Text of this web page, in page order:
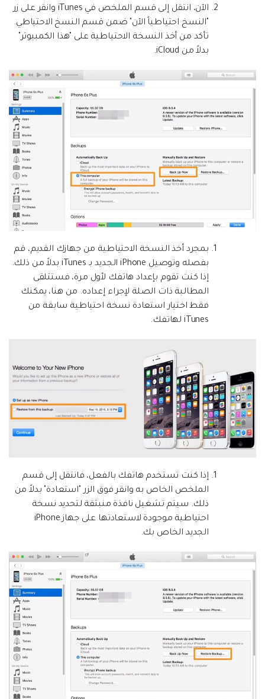
الآن، انتقل إلى قسم الملخص في iTunes وانقر على زر
"النسخ احتياطياً الآن" ضمن قسم النسخ الاحتياطي.
تأكد من أخذ النسخة الاحتياطية على "هذا الكمبيوتر"
بدلاً من iCloud.
بمجرد أخذ النسخة الاحتياطية من جهازك القديم، قم
بفصله وتوصيل iPhone الجديد بـ iTunes بدلاً من ذلك.
إذا كنت تقوم بإعداد هاتفك لأول مرة، فستتلقى
المطالبة ذات الصلة لإجراء إعداده. من هنا، يمكنك
فقط اختيار استعادة نسخة احتياطية سابقة من
iTunes لهاتفك.
إذا كنت تستخدم هاتفك بالفعل، فانتقل إلى قسم
الملخص الخاص به وانقر فوق الزر "استعادة" بدلاً من
ذلك. سيتم تشغيل نافذة منبثقة لتحديد نسخة
احتياطية موجودة لاستعادتها على جهاز iPhone
الجديد الخاص بك.